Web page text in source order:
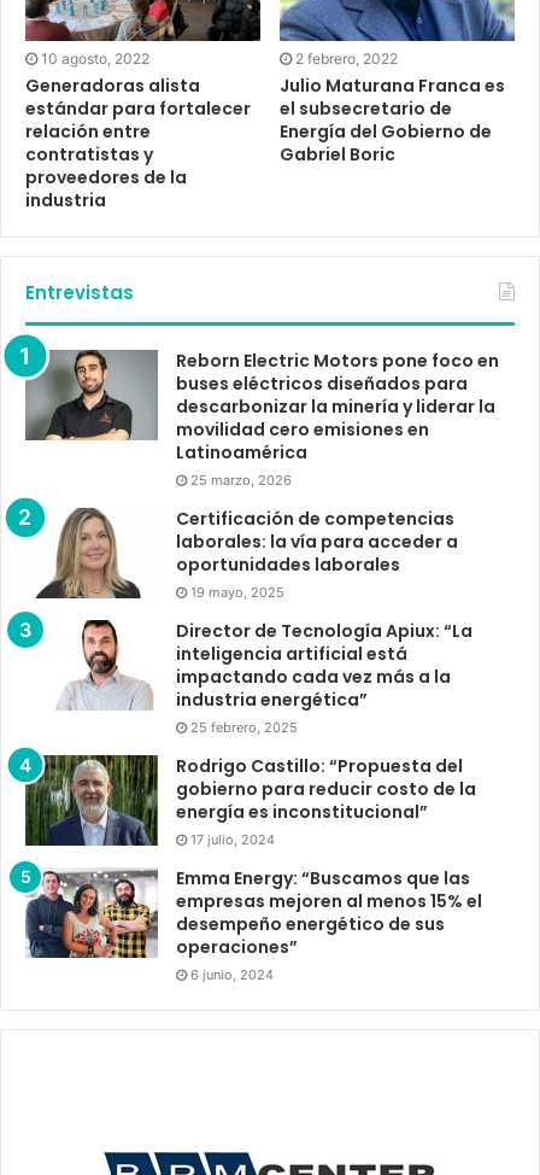
10 agosto, 2022
Generadoras alista
estándar para fortalecer
relación entre
contratistas y
proveedores de la
industria
2 febrero, 2022
Julio Maturana Franca es
el subsecretario de
Energía del Gobierno de
Gabriel Boric
Entrevistas
Reborn Electric Motors pone foco en
buses eléctricos diseñados para
descarbonizar la minería y liderar la
movilidad cero emisiones en
Latinoamérica
25 marzo, 2026
Certificación de competencias
laborales: la vía para acceder a
oportunidades laborales
19 mayo, 2025
Director de Tecnología Apiux: “La
inteligencia artificial está
impactando cada vez más a la
industria energética”
25 febrero, 2025
Rodrigo Castillo: “Propuesta del
gobierno para reducir costo de la
energía es inconstitucional”
17 julio, 2024
Emma Energy: “Buscamos que las
empresas mejoren al menos 15% el
desempeño energético de sus
operaciones”
6 junio, 2024